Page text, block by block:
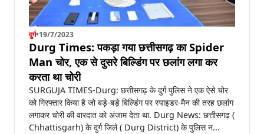
दुर्ग•19/7/2023
Durg Times: पकड़ा गया छत्तीसगढ़ का Spider
Man चोर, एक से दुसरे बिल्डिंग पर छलांग लगा कर
करता था चोरी
SURGUJA TIMES-Durg: छत्तीसगढ़ के दुर्ग पुलिस ने एक ऐसे चोर
को गिरफ्तार किया है जो बड़े-बड़े बिल्डिंग पर स्पाइडर-मैन की तरह छलांग
लगाकर चोरी की वारदात को अंजाम देता था. Durg News: छत्तीसगढ़ (
Chhattisgarh) के दुर्ग जिले ( Durg District) के पुलिस न...